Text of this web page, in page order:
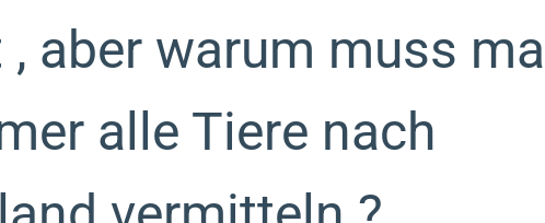
aber warum muss
alle Tiere nach